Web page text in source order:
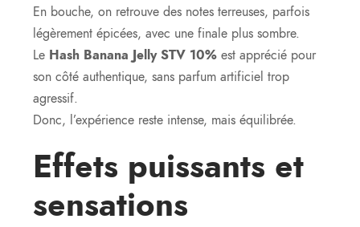
En bouche, on retrouve des notes terreuses, parfois
légèrement épicées, avec une finale plus sombre.
Le Hash Banana Jelly STV 10% est apprécié pour
son côté authentique, sans parfum artificiel trop
agressif.
Donc, l’expérience reste intense, mais équilibrée.
Effets puissants et
sensations